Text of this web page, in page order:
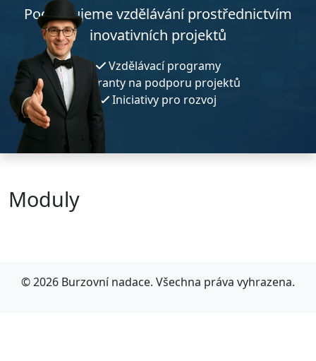
Podporujeme vzdělávání prostřednictvím
inovativních projektů
Vzdělávací programy
Granty na podporu projektů
Iniciativy pro rozvoj
Moduly
© 2026 Burzovní nadace. Všechna práva vyhrazena.